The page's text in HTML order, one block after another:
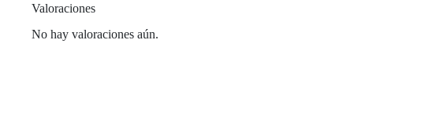
Valoraciones
No hay valoraciones aún.